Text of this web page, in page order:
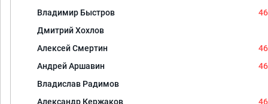
Владимир Быстров
Дмитрий Хохлов
Алексей Смертин
Андрей Аршавин
Владислав Радимов
Александр Кержаков